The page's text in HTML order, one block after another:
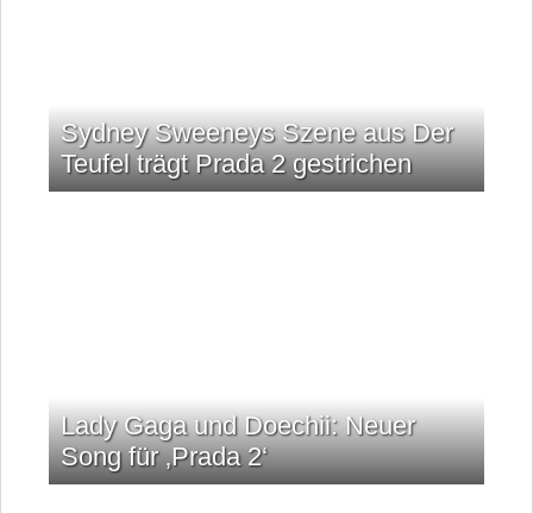
Sydney Sweeneys Szene aus Der
Teufel trägt Prada 2 gestrichen
Lady Gaga und Doechii: Neuer
Song für ‚Prada 2‘